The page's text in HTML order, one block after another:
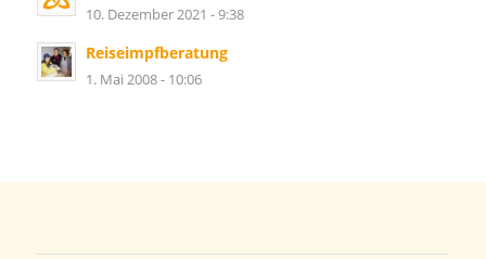
10. Dezember 2021 - 9:38
Reiseimpfberatung
1. Mai 2008 - 10:06